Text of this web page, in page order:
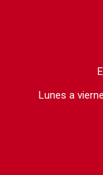
Lunes a